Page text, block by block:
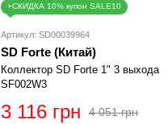
+СКИДКА 10% купон SALE10
Артикул: SD00039964
SD Forte (Китай)
Коллектор SD Forte 1" 3 выхода
SF002W3
4 051 грн
3 116 грн